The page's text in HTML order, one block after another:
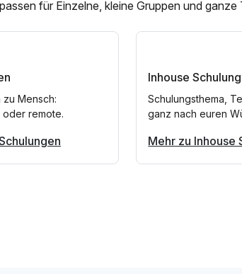
für Einzelne, kleine Gruppen und ganze
Mensch:
oder remote.
Inhouse
Schulungsthema,
ganz nach euren
Mehr zu Inhouse